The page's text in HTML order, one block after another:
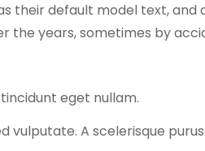
their default model text, and
the years, sometimes by
eget nullam.
vulputate. A scelerisque